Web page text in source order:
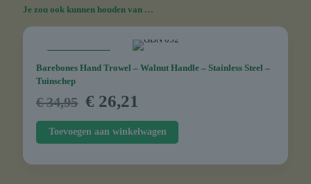
Je zou ook kunnen houden van …
Barebones Hand Trowel – Walnut Handle – Stainless Steel –
Tuinschep
€34,95 Oorspronkelijke
prijs
was:
€ 34,95.
€ 26,21
is:
€ 26,21.
Toevoegen aan winkelwagen